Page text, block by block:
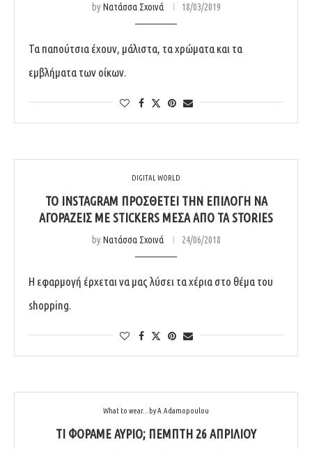
byΝατάσσα Σχοινά 18/03/2019
Τα παπούτσια έχουν, μάλιστα, τα χρώματα και τα
εμβλήματα των οίκων.
DIGITAL WORLD
TO INSTAGRAM ΠΡΟΣΘΈΤΕΙ ΤΗΝ ΕΠΙΛΟΓΉ ΝΑ
ΑΓΟΡΆΖΕΙΣ ΜΕ STICKERS ΜΈΣΑ ΑΠΌ ΤΑ STORIES
byΝατάσσα Σχοινά 24/06/2018
Η εφαρμογή έρχεται να μας λύσει τα χέρια στο θέμα του
shopping.
What to wear...by A.Adamopoulou
ΤΙ ΦΟΡΆΜΕ ΑΎΡΙΟ; ΠΈΜΠΤΗ 26 ΑΠΡΙΛΊΟΥ